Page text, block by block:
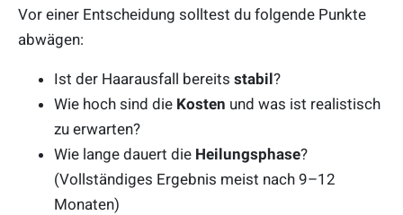
Vor einer Entscheidung solltest du folgende Punkte
abwägen:
Ist der Haarausfall bereits stabil?
Wie hoch sind die Kosten und was ist realistisch
zu erwarten?
Wie lange dauert die Heilungsphase?
(Vollständiges Ergebnis meist nach 9–12
Monaten)